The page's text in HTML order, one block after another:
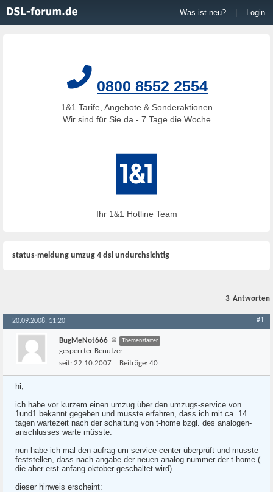
Was ist neu? Login
0800 8552 2554
1&1 Tarife, Angebote & Sonderaktionen
Wir sind für Sie da - 7 Tage die Woche
Ihr 1&1 Hotline Team
status-meldung umzug 4 dsl undurchsichtig
3 Antworten
20.09.2008, 11:20 #1
BugMeNot666 Themenstarter
gesperrter Benutzer
seit: 22.10.2007 Beiträge: 40
hi,
ich habe vor kurzem einen umzug über den umzugs-service von
1und1 bekannt gegeben und musste erfahren, dass ich mit ca. 14
tagen wartezeit nach der schaltung von t-home bzgl. des analogen-
anschlusses warte müsste.
nun habe ich mal den aufrag um service-center überprüft und musste
feststellen, dass nach angabe der neuen analog nummer der t-home (
die aber erst anfang oktober geschaltet wird)
dieser hinweis erscheint: